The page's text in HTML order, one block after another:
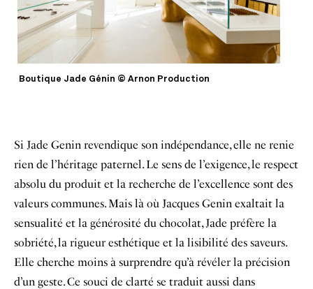
Boutique Jade Génin © Arnon Production
Si Jade Genin revendique son indépendance, elle ne renie
rien de l’héritage paternel. Le sens de l’exigence, le respect
absolu du produit et la recherche de l’excellence sont des
valeurs communes. Mais là où Jacques Genin exaltait la
sensualité et la générosité du chocolat, Jade préfère la
sobriété, la rigueur esthétique et la lisibilité des saveurs.
Elle cherche moins à surprendre qu’à révéler la précision
d’un geste. Ce souci de clarté se traduit aussi dans